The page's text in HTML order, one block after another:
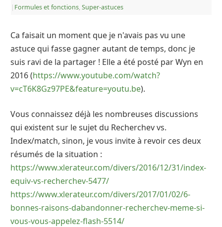
| Formules et fonctions, Super-astuces
Ca faisait un moment que je n'avais pas vu une
astuce qui fasse gagner autant de temps, donc je
suis ravi de la partager ! Elle a été posté par Wyn en
2016 (https://www.youtube.com/watch?
v=cT6K8Gz97PE&feature=youtu.be).
Vous connaissez déjà les nombreuses discussions
qui existent sur le sujet du Recherchev vs.
Index/match, sinon, je vous invite à revoir ces deux
résumés de la situation :
https://www.xlerateur.com/divers/2016/12/31/index-
equiv-vs-recherchev-5477/
https://www.xlerateur.com/divers/2017/01/02/6-
bonnes-raisons-dabandonner-recherchev-meme-si-
vous-vous-appelez-flash-5514/